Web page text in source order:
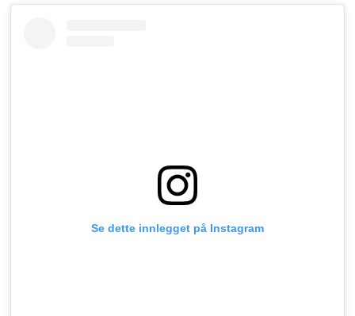
Se dette innlegget på Instagram